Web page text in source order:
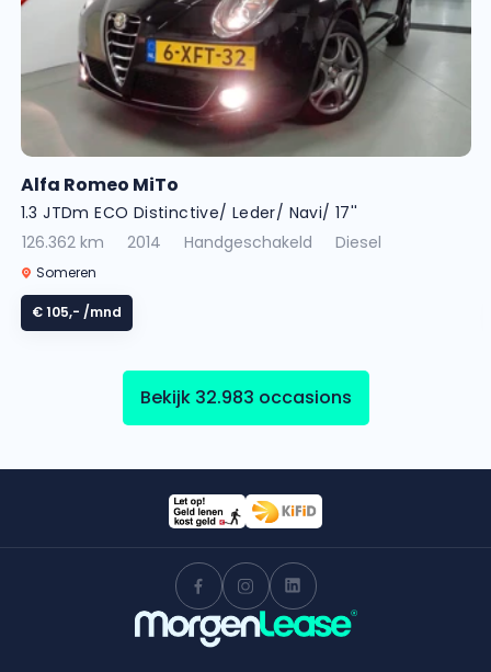
Alfa Romeo MiTo
1.3 JTDm ECO Distinctive/ Leder/ Navi/ 17''
126.362 km
2014 Handgeschakeld Diesel
Someren
€ 105,- /mnd
Bekijk 32.983 occasions